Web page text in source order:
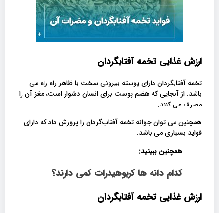
ارزش غذایی تخمه آفتابگردان
تخمه آفتابگردان دارای پوسته بیرونی سخت با ظاهر راه راه می
باشد. از آنجایی که هضم پوست برای انسان دشوار است، مغز آن را
مصرف می کنند.
همچنین می توان جوانه تخمه آفتاب‎‌گردان را پرورش داد که دارای
فواید بسیاری می باشد.
همچنین ببینید:
کدام دانه ها کربوهیدرات کمی دارند؟
ارزش غذایی تخمه آفتابگردان